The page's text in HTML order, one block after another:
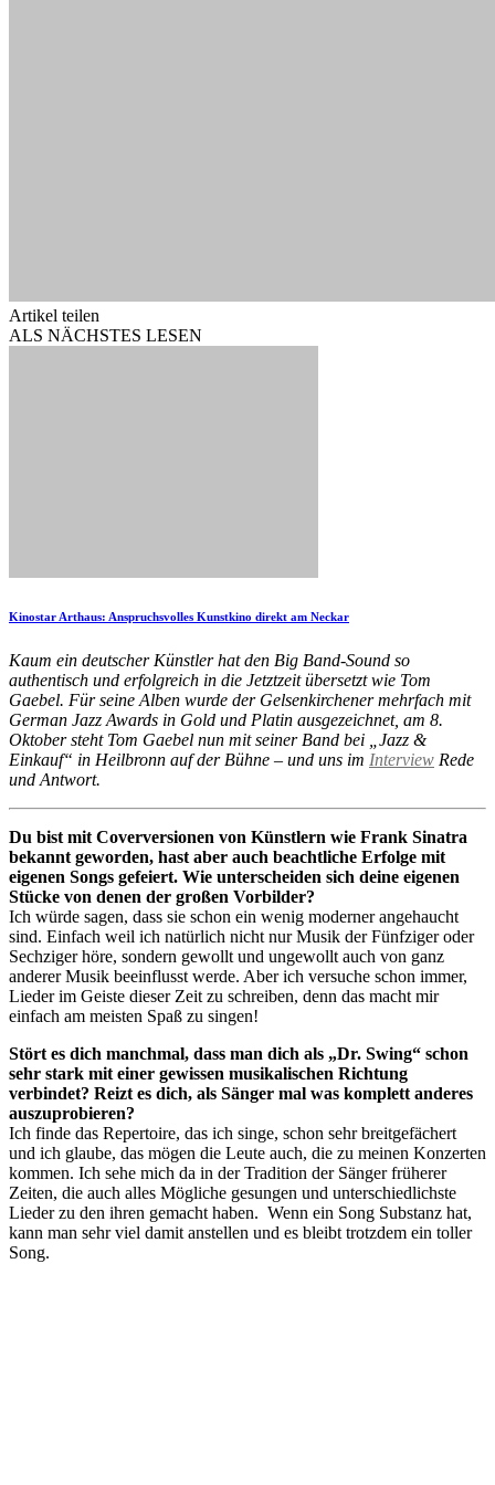
Artikel teilen
ALS NÄCHSTES LESEN
Kinostar Arthaus: Anspruchsvolles Kunstkino direkt am Neckar
Kaum ein deutscher Künstler hat den Big Band-Sound so
authentisch und erfolgreich in die Jetztzeit übersetzt wie Tom
Gaebel. Für seine Alben wurde der Gelsenkirchener mehrfach mit
German Jazz Awards in Gold und Platin ausgezeichnet, am 8.
Oktober steht Tom Gaebel nun mit seiner Band bei „Jazz &
Einkauf“ in Heilbronn auf der Bühne – und uns im Interview Rede
und Antwort.
Du bist mit Coverversionen von Künstlern wie Frank Sinatra
bekannt geworden, hast aber auch beachtliche Erfolge mit
eigenen Songs gefeiert. Wie unterscheiden sich deine eigenen
Stücke von denen der großen Vorbilder?
Ich würde sagen, dass sie schon ein wenig moderner angehaucht
sind. Einfach weil ich natürlich nicht nur Musik der Fünfziger oder
Sechziger höre, sondern gewollt und ungewollt auch von ganz
anderer Musik beeinflusst werde. Aber ich versuche schon immer,
Lieder im Geiste dieser Zeit zu schreiben, denn das macht mir
einfach am meisten Spaß zu singen!
Stört es dich manchmal, dass man dich als „Dr. Swing“ schon
sehr stark mit einer gewissen musikalischen Richtung
verbindet? Reizt es dich, als Sänger mal was komplett anderes
auszuprobieren?
Ich finde das Repertoire, das ich singe, schon sehr breitgefächert
und ich glaube, das mögen die Leute auch, die zu meinen Konzerten
kommen. Ich sehe mich da in der Tradition der Sänger früherer
Zeiten, die auch alles Mögliche gesungen und unterschiedlichste
Lieder zu den ihren gemacht haben. Wenn ein Song Substanz hat,
kann man sehr viel damit anstellen und es bleibt trotzdem ein toller
Song.